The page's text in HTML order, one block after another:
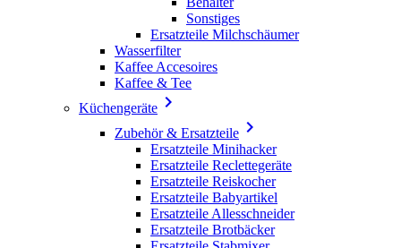
Sonstiges
Ersatzteile Milchschäumer
Wasserfilter
Kaffee Accesoires
Kaffee & Tee
Küchengeräte 
Zubehör & Ersatzteile 
Ersatzteile Minihacker
Ersatzteile Reclettegeräte
Ersatzteile Reiskocher
Ersatzteile Babyartikel
Ersatzteile Allesschneider
Ersatzteile Brotbäcker